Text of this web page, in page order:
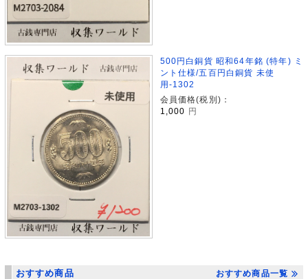
500円白銅貨 昭和64年銘 (特年) ミ
ント仕様/五百円白銅貨 未使
用-1302
会員価格(税別)：
1,000 円
おすすめ商品 おすすめ商品一覧